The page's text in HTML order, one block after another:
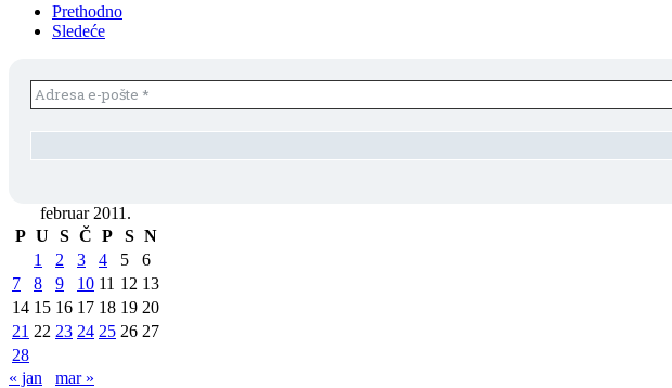
Prethodno
Sledeće
februar 2011.
P U S Č P S N
1
2 3 4 5
6
7
8 9 10 11 12 13
14 15 16 17 18 19 20
21 22 23 24 25 26 27
28
« jan
mar »